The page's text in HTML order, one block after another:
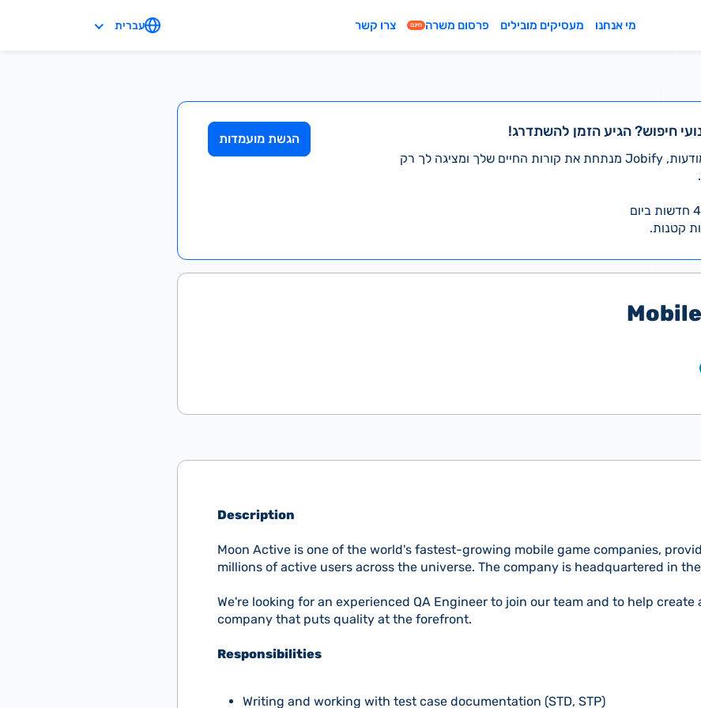
מי אנחנו מעסיקים מובילים פרסום משרה חינם צרו קשר עברית
חיפוש? הגיע הזמן להשתדרג!
במקום לעבור לבד על אלפי מודעות, Jobify מנתחת את קורות החיים שלך ומציגה לך רק
קטנות.
הגשת מועמדות
Description
Moon Active is one of the world's fastest-growing mobile game companies,
millions of active users across the universe. The company is headquartered in
We're looking for an experienced QA Engineer to join our team and to help create
company that puts quality at the forefront.
Responsibilities
Writing and working with test case documentation (STD, STP)